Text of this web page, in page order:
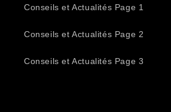
Conseils et Actualités Page 1
Conseils et Actualités Page 2
Conseils et Actualités Page 3